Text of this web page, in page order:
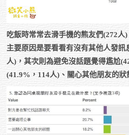
吃飯時常常去滑手機的熊友們(272人
主要原因是要看看有沒有其他人發訊
人)，其次則為避免沒話題覺得尷尬
(41.9%，114人)、關心其他朋友的狀